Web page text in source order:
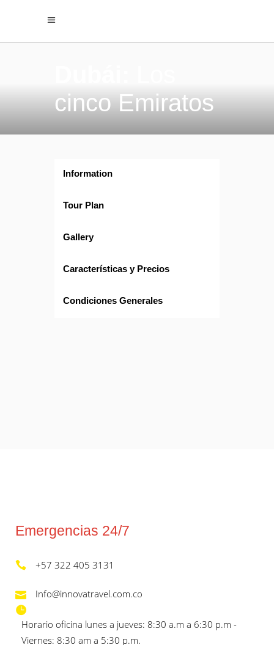
cinco Emiratos
Information
Tour Plan
Gallery
Características y Precios
Condiciones Generales
Emergencias 24/7
+57 322 405 3131
Info@innovatravel.com.co
Horario oficina lunes a jueves: 8:30 a.m a 6:30 p.m -
Viernes: 8:30 am a 5:30 p.m.